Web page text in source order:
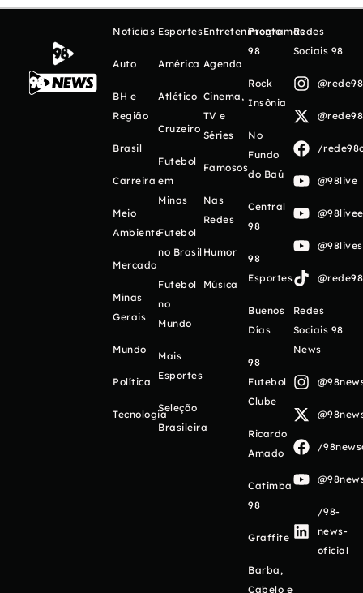
Notícias
Auto
BH e
Região
Brasil
Carreira
Meio
Ambiente
Mercado
Minas
Gerais
Mundo
Política
Tecnologia
Esportes
América
Atlético
Cruzeiro
Futebol
em
Minas
Futebol
no Brasil
Futebol
no
Mundo
Mais
Esportes
Seleção
Brasileira
Entretenimento
Agenda
Cinema,
TV e
Séries
Famosos
Nas
Redes
Humor
Música
Programas
98
Rock
Insônia
No
Fundo
do Baú
Central
98
98
Esportes
Buenos
Días
98
Futebol
Clube
Ricardo
Amado
Catimba
98
Graffite
Barba,
Cabelo e
Redes
Sociais 98
/
@98live
Redes
Sociais 98
News
/
/98-
news-
oficial